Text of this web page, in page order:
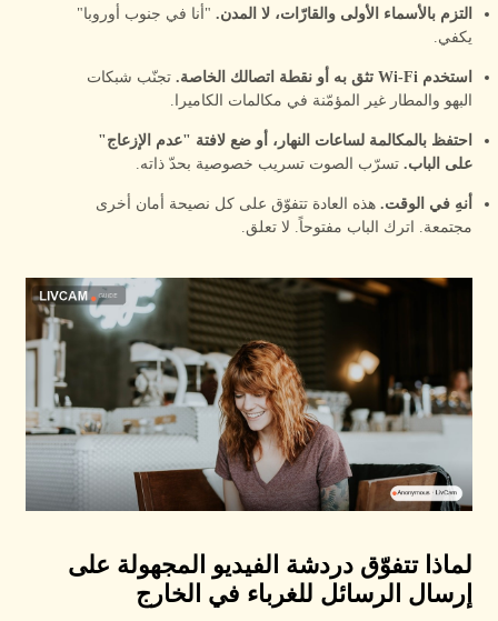
التزم بالأسماء الأولى والقارّات، لا المدن. "أنا في جنوب أوروبا"
يكفي.
استخدم Wi-Fi تثق به أو نقطة اتصالك الخاصة.
تجنّب شبكات
البهو والمطار غير المؤمّنة في مكالمات الكاميرا.
احتفظ بالمكالمة لساعات النهار، أو ضع لافتة "عدم الإزعاج"
على الباب. تسرّب الصوت تسريب خصوصية بحدّ ذاته.
أنهِ في الوقت. هذه العادة تتفوّق على كل نصيحة أمان أخرى
مجتمعة. اترك الباب مفتوحاً. لا تعلق.
لماذا تتفوّق دردشة الفيديو المجهولة على
إرسال الرسائل للغرباء في الخارج